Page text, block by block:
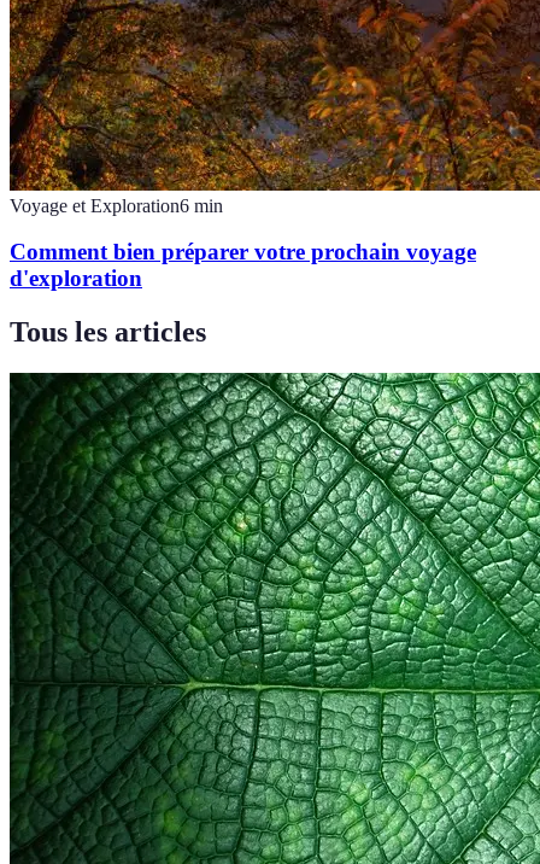
Voyage et Exploration6 min
Comment bien préparer votre prochain voyage
d'exploration
Tous les articles